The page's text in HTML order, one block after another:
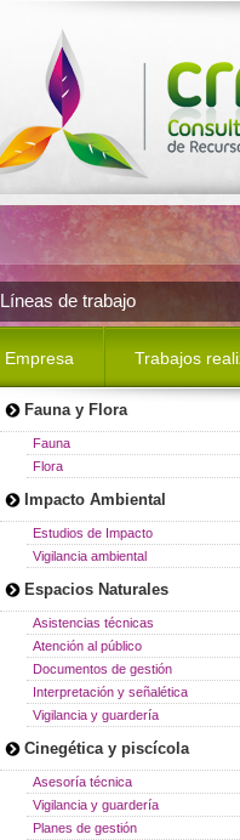
Líneas de trabajo
Empresa Trabajos
Fauna y Flora
Fauna
Flora
Impacto Ambiental
Estudios de Impacto
Vigilancia ambiental
Espacios Naturales
Asistencias técnicas
Atención al público
Documentos de gestión
Interpretación y señalética
Vigilancia y guardería
Cinegética y piscícola
Asesoría técnica
Vigilancia y guardería
Planes de gestión